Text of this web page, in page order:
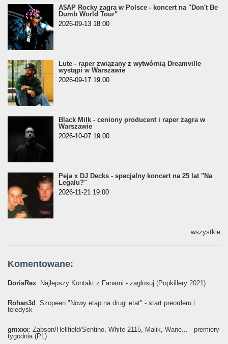
A$AP Rocky zagra w Polsce - koncert na "Don't Be
Dumb World Tour"
2026-09-13 18:00
Lute - raper związany z wytwórnią Dreamville
wystąpi w Warszawie
2026-09-17 19:00
Black Milk - ceniony producent i raper zagra w
Warszawie
2026-10-07 19:00
Peja x DJ Decks - specjalny koncert na 25 lat "Na
Legalu?"
2026-11-21 19:00
wszystkie
Komentowane:
DorisRex: Najlepszy Kontakt z Fanami - zagłosuj (Popkillery 2021)
Rohan3d : Szopeen "Nowy etap na drugi etat" - start preorderu i
teledysk
gmxxx: Żabson/Hellfield/Sentino, White 2115, Malik, Wane... - premiery
tygodnia (PL)